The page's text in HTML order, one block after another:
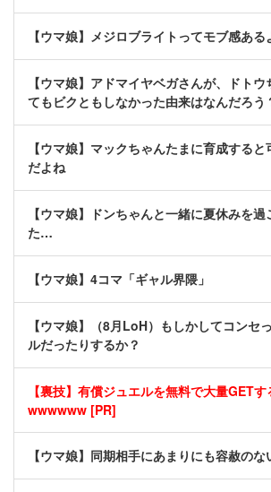
【ウマ娘】メジロブライトってモブ感ある
【ウマ娘】アドマイヤベガさんが、ドト
てもビクともしなかった由来はなんだろう
【ウマ娘】マックちゃんたまに育成する
だよね
【ウマ娘】ドンちゃんと一緒に夏休みを
た…
【ウマ娘】4コマ「ギャル界隈」
【ウマ娘】（8月LoH）もしかしてコンセ
ルだったりするか？
【裏技】有償ジュエルを無料で大量GET
wwwwww [PR]
【ウマ娘】同期相手にあまりにも容赦の